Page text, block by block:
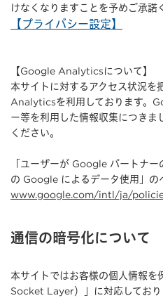
けなくなりますことを予めご承諾
【プライバシー設定】
【Google Analyticsについて】
本サイトに対するアクセス状況
Analyticsを利用しております。
ー等を利用した情報収集につきま
ください。
「ユーザーが Google パートナ
の Google によるデータ使用」の
www.google.com/intl/ja/
通信の暗号化について
本サイトではお客様の個人情報
Socket Layer）」に対応してお